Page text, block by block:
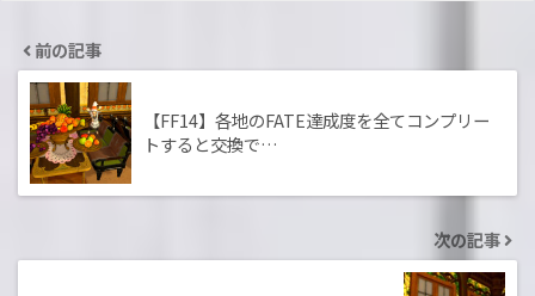
前の記事
【FF14】各地のFATE達成度を全てコンプリー
トすると交換で…
次の記事